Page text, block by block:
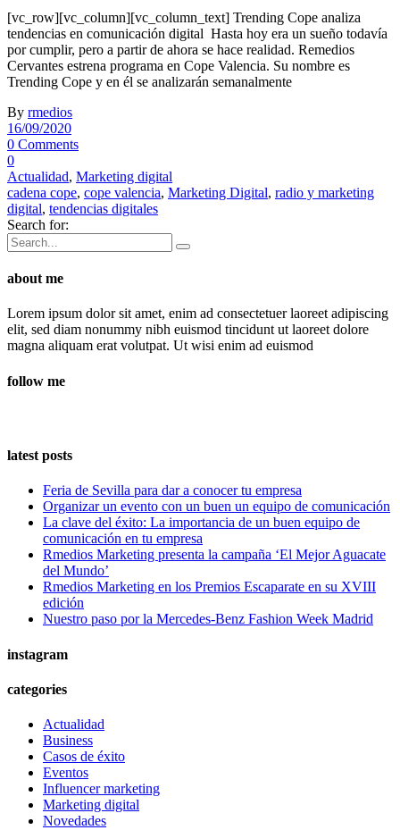
[vc_row][vc_column][vc_column_text] Trending Cope analiza
tendencias en comunicación digital Hasta hoy era un sueño todavía
por cumplir, pero a partir de ahora se hace realidad. Remedios
Cervantes estrena programa en Cope Valencia. Su nombre es
Trending Cope y en él se analizarán semanalmente
By rmedios
16/09/2020
0 Comments
0
Actualidad, Marketing digital
cadena cope, cope valencia, Marketing Digital, radio y marketing
digital, tendencias digitales
Search for:
about me
Lorem ipsum dolor sit amet, enim ad consectetuer laoreet adipiscing
elit, sed diam nonummy nibh euismod tincidunt ut laoreet dolore
magna aliquam erat volutpat. Ut wisi enim ad euismod
follow me
latest posts
Feria de Sevilla para dar a conocer tu empresa
Organizar un evento con un buen un equipo de comunicación
La clave del éxito: La importancia de un buen equipo de
comunicación en tu empresa
Rmedios Marketing presenta la campaña ‘El Mejor Aguacate
del Mundo’
Rmedios Marketing en los Premios Escaparate en su XVIII
edición
Nuestro paso por la Mercedes-Benz Fashion Week Madrid
instagram
categories
Actualidad
Business
Casos de éxito
Eventos
Influencer marketing
Marketing digital
Novedades